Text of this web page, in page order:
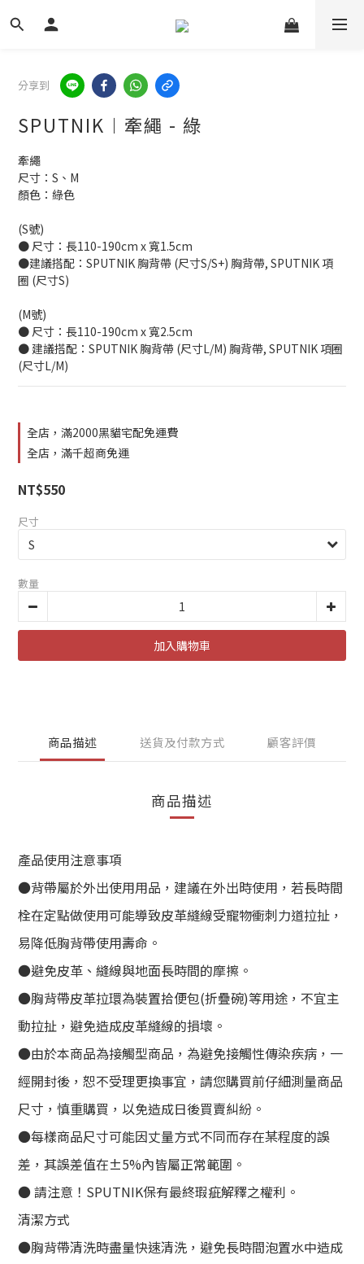
分享到
SPUTNIK︱牽繩 - 綠
牽繩
尺寸：S、M
顏色：綠色
(S號)
● 尺寸：長110-190cm x 寬1.5cm
●建議搭配：SPUTNIK 胸背帶 (尺寸S/S+) 胸背帶, SPUTNIK 項
圈 (尺寸S)
(M號)
● 尺寸：長110-190cm x 寬2.5cm
● 建議搭配：SPUTNIK 胸背帶 (尺寸L/M) 胸背帶, SPUTNIK 項圈
(尺寸L/M)
全店，滿2000黑貓宅配免運費
全店，滿千超商免運
NT$550
尺寸
數量
加入購物車
商品描述 送貨及付款方式 顧客評價
商品描述
產品使用注意事項
●背帶屬於外出使用用品，建議在外出時使用，若長時間
栓在定點做使用可能導致皮革縫線受寵物衝刺力道拉扯，
易降低胸背帶使用壽命。
●避免皮革、縫線與地面長時間的摩擦。
●胸背帶皮革拉環為裝置拾便包(折疊碗)等用途，不宜主
動拉扯，避免造成皮革縫線的損壞。
●由於本商品為接觸型商品，為避免接觸性傳染疾病，一
經開封後，恕不受理更換事宜，請您購買前仔細測量商品
尺寸，慎重購買，以免造成日後買賣糾紛。
●每樣商品尺寸可能因丈量方式不同而存在某程度的誤
差，其誤差值在±5%內皆屬正常範圍。
● 請注意！SPUTNIK保有最終瑕疵解釋之權利。
清潔方式
●胸背帶清洗時盡量快速清洗，避免長時間泡置水中造成